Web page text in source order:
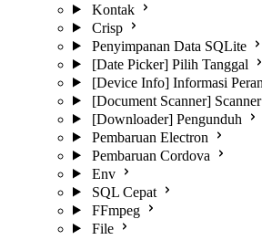
Kontak
Crisp
Penyimpanan Data SQLite
[Date Picker] Pilih Tanggal
[Device Info] Informasi
[Document Scanner]
[Downloader] Pengunduh
Pembaruan Electron
Pembaruan Cordova
Env
SQL Cepat
FFmpeg
File